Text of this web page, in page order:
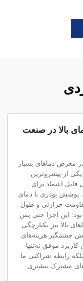
بالا در صنعت
معرض دماهای بسیار
از پیشروترین
قابل اعتماد برای
پودری با دمای
حرارتی و طول
بود؛ این اجزا حتی پس
بالا نیز یکپارچگی
چشمگیر هزینه‌های
موفق نه‌تنها
رابطه شراکتی ما
مشترک بیشتری